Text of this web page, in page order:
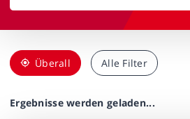
Überall Alle Filter
Ergebnisse werden geladen...